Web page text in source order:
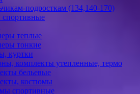
подросткам (134,140-170)
теплые
тонкие
куртки
комплекты утепленные, термо
бельевые
костюмы
спортивные